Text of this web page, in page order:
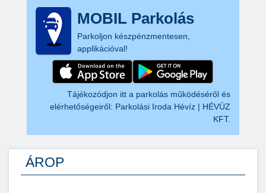
MOBIL Parkolás
Parkoljon készpénzmentesen,
applikációval!
Tájékozódjon itt a parkolás működéséről és
elérhetőségeiről: Parkolási Iroda Hévíz | HÉVÜZ
KFT.
ÁROP